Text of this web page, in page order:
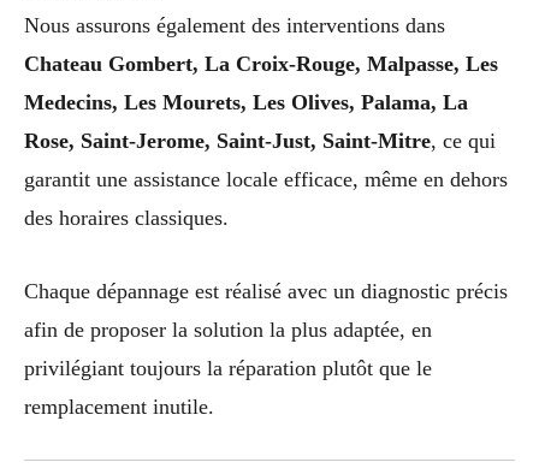
Nous assurons également des interventions dans
Chateau Gombert, La Croix-Rouge, Malpasse, Les
Medecins, Les Mourets, Les Olives, Palama, La
Rose, Saint-Jerome, Saint-Just, Saint-Mitre, ce qui
garantit une assistance locale efficace, même en dehors
des horaires classiques.
Chaque dépannage est réalisé avec un diagnostic précis
afin de proposer la solution la plus adaptée, en
privilégiant toujours la réparation plutôt que le
remplacement inutile.